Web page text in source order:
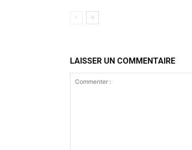
LAISSER UN COMMENTAIRE